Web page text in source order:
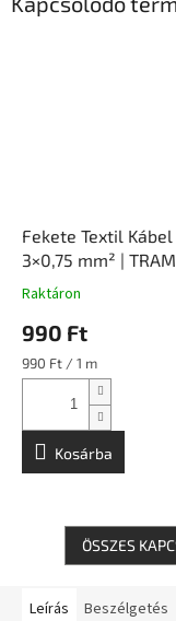
Fekete Textil Kábel
3×0,75 mm² |
Raktáron
990 Ft
Egységár:
990 Ft / 1 m
Kosárba
ÖSSZES
Leírás Beszélgetés